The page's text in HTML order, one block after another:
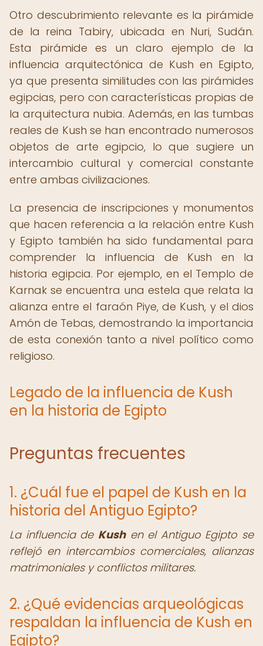
Otro descubrimiento relevante es la pirámide
de la reina Tabiry, ubicada en Nuri, Sudán.
Esta pirámide es un claro ejemplo de la
influencia arquitectónica de Kush en Egipto,
ya que presenta similitudes con las pirámides
egipcias, pero con características propias de
la arquitectura nubia. Además, en las tumbas
reales de Kush se han encontrado numerosos
objetos de arte egipcio, lo que sugiere un
intercambio cultural y comercial constante
entre ambas civilizaciones.
La presencia de inscripciones y monumentos
que hacen referencia a la relación entre Kush
y Egipto también ha sido fundamental para
comprender la influencia de Kush en la
historia egipcia. Por ejemplo, en el Templo de
Karnak se encuentra una estela que relata la
alianza entre el faraón Piye, de Kush, y el dios
Amón de Tebas, demostrando la importancia
de esta conexión tanto a nivel político como
religioso.
Legado de la influencia de Kush
en la historia de Egipto
Preguntas frecuentes
1. ¿Cuál fue el papel de Kush en la
historia del Antiguo Egipto?
La influencia de Kushen el Antiguo Egipto se
reflejó en intercambios comerciales, alianzas
matrimoniales y conflictos militares.
2. ¿Qué evidencias arqueológicas
respaldan la influencia de Kush en
Egipto?